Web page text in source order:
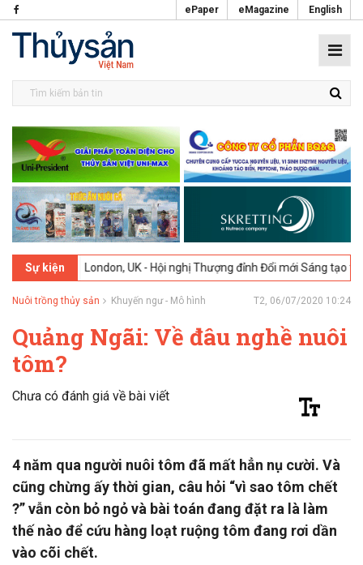
ePaper eMagazine English
Sự kiện
London, UK - Hội nghị Thượng đỉnh Đổi mới Sáng tạo trong
Nuôi trồng thủy sản Khuyến ngư - Mô hình T2, 06/07/2020 10:24
Quảng Ngãi: Về đâu nghề nuôi
tôm?
Chưa có đánh giá về bài viết
4 năm qua người nuôi tôm đã mất hẳn nụ cười. Và
cũng chừng ấy thời gian, câu hỏi “vì sao tôm chết
?” vẫn còn bỏ ngỏ và bài toán đang đặt ra là làm
thế nào để cứu hàng loạt ruộng tôm đang rơi dần
vào cõi chết.